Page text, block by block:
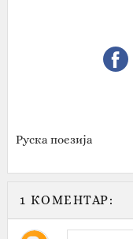
Руска поезија
1 КОМЕНТАР: